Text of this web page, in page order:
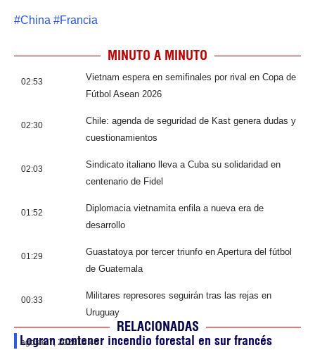
#China #Francia
MINUTO A MINUTO
02:53
Vietnam espera en semifinales por rival en Copa de
Fútbol Asean 2026
02:30
Chile: agenda de seguridad de Kast genera dudas y
cuestionamientos
02:03
Sindicato italiano lleva a Cuba su solidaridad en
centenario de Fidel
01:52
Diplomacia vietnamita enfila a nueva era de
desarrollo
01:29
Guastatoya por tercer triunfo en Apertura del fútbol
de Guatemala
00:33
Militares represores seguirán tras las rejas en
Uruguay
RELACIONADAS
Logran contener incendio forestal en sur francés
agosto 7, 202614:48